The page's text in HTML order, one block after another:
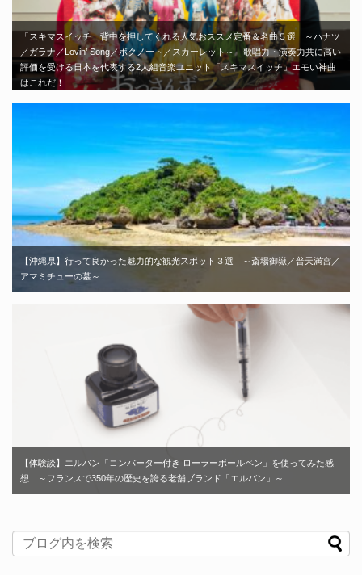
「スキマスイッチ」背中を押してくれる人気おススメ定番＆名曲５選 ～ハナツ
／ガラナ／Lovin’ Song／ボクノート／スカーレット～ 歌唱力・演奏力共に高い
評価を受ける日本を代表する2人組音楽ユニット「スキマスイッチ」エモい神曲
はこれだ！
【沖縄県】行って良かった魅力的な観光スポット３選 ～斎場御嶽／普天満宮／
アマミチューの墓～
【体験談】エルバン「コンバーター付き ローラーボールペン」を使ってみた感
想 ～フランスで350年の歴史を誇る老舗ブランド「エルバン」～